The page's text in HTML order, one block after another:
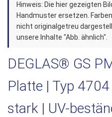
Anfang
der
Bildergalerie
Hinweis: Die hier gezeigten
Handmuster ersetzen.
nicht originalgetreu
unsere Inhalte "Abb. ähnlich".
DEGLAS® GS
Platte | Typ
stark | UV-